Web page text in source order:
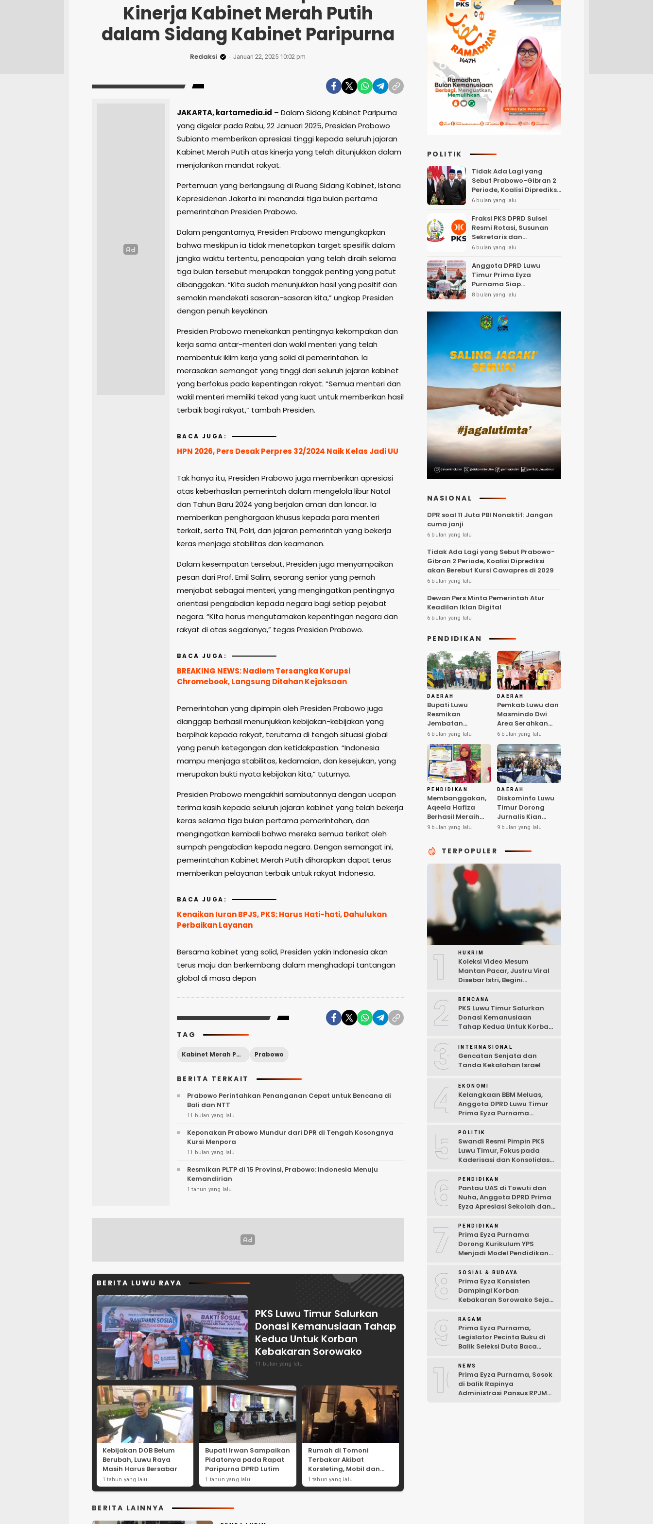
Kinerja Kabinet Merah Putih
dalam Sidang Kabinet Paripurna
Redaksi Januari 22, 2025 10:02 pm
JAKARTA, kartamedia.id – Dalam Sidang Kabinet Paripurna
yang digelar pada Rabu, 22 Januari 2025, Presiden Prabowo
Subianto memberikan apresiasi tinggi kepada seluruh jajaran
Kabinet Merah Putih atas kinerja yang telah ditunjukkan dalam
menjalankan mandat rakyat.
Pertemuan yang berlangsung di Ruang Sidang Kabinet, Istana
Kepresidenan Jakarta ini menandai tiga bulan pertama
pemerintahan Presiden Prabowo.
Dalam pengantarnya, Presiden Prabowo mengungkapkan
bahwa meskipun ia tidak menetapkan target spesifik dalam
jangka waktu tertentu, pencapaian yang telah diraih selama
tiga bulan tersebut merupakan tonggak penting yang patut
dibanggakan. “Kita sudah menunjukkan hasil yang positif dan
semakin mendekati sasaran-sasaran kita,” ungkap Presiden
dengan penuh keyakinan.
Presiden Prabowo menekankan pentingnya kekompakan dan
kerja sama antar-menteri dan wakil menteri yang telah
membentuk iklim kerja yang solid di pemerintahan. Ia
merasakan semangat yang tinggi dari seluruh jajaran kabinet
yang berfokus pada kepentingan rakyat. “Semua menteri dan
wakil menteri memiliki tekad yang kuat untuk memberikan hasil
terbaik bagi rakyat,” tambah Presiden.
BACA JUGA:
HPN 2026, Pers Desak Perpres 32/2024 Naik Kelas Jadi UU
Tak hanya itu, Presiden Prabowo juga memberikan apresiasi
atas keberhasilan pemerintah dalam mengelola libur Natal
dan Tahun Baru 2024 yang berjalan aman dan lancar. Ia
memberikan penghargaan khusus kepada para menteri
terkait, serta TNI, Polri, dan jajaran pemerintah yang bekerja
keras menjaga stabilitas dan keamanan.
Dalam kesempatan tersebut, Presiden juga menyampaikan
pesan dari Prof. Emil Salim, seorang senior yang pernah
menjabat sebagai menteri, yang mengingatkan pentingnya
orientasi pengabdian kepada negara bagi setiap pejabat
negara. “Kita harus mengutamakan kepentingan negara dan
rakyat di atas segalanya,” tegas Presiden Prabowo.
BACA JUGA:
BREAKING NEWS: Nadiem Tersangka Korupsi
Chromebook, Langsung Ditahan Kejaksaan
Pemerintahan yang dipimpin oleh Presiden Prabowo juga
dianggap berhasil menunjukkan kebijakan-kebijakan yang
berpihak kepada rakyat, terutama di tengah situasi global
yang penuh ketegangan dan ketidakpastian. “Indonesia
mampu menjaga stabilitas, kedamaian, dan kesejukan, yang
merupakan bukti nyata kebijakan kita,” tuturnya.
Presiden Prabowo mengakhiri sambutannya dengan ucapan
terima kasih kepada seluruh jajaran kabinet yang telah bekerja
keras selama tiga bulan pertama pemerintahan, dan
mengingatkan kembali bahwa mereka semua terikat oleh
sumpah pengabdian kepada negara. Dengan semangat ini,
pemerintahan Kabinet Merah Putih diharapkan dapat terus
memberikan pelayanan terbaik untuk rakyat Indonesia.
BACA JUGA:
Kenaikan Iuran BPJS, PKS: Harus Hati-hati, Dahulukan
Perbaikan Layanan
Bersama kabinet yang solid, Presiden yakin Indonesia akan
terus maju dan berkembang dalam menghadapi tantangan
global di masa depan
TAG
Kabinet Merah Putih Prabowo
BERITA TERKAIT
Prabowo Perintahkan Penanganan Cepat untuk Bencana di
Bali dan NTT
11 bulan yang lalu
Keponakan Prabowo Mundur dari DPR di Tengah Kosongnya
Kursi Menpora
11 bulan yang lalu
Resmikan PLTP di 15 Provinsi, Prabowo: Indonesia Menuju
Kemandirian
1 tahun yang lalu
BERITA LUWU RAYA
PKS Luwu Timur Salurkan
Donasi Kemanusiaan Tahap
Kedua Untuk Korban
Kebakaran Sorowako
11 bulan yang lalu
Kebijakan DOB Belum
Berubah, Luwu Raya
Masih Harus Bersabar
1 tahun yang lalu
Bupati Irwan Sampaikan
Pidatonya pada Rapat
Paripurna DPRD Lutim
1 tahun yang lalu
Rumah di Tomoni
Terbakar Akibat
Korsleting, Mobil dan
Motor Ikut Hangus
1 tahun yang lalu
BERITA LAINNYA
POLITIK
Tidak Ada Lagi yang
Sebut Prabowo-Gibran 2
Periode, Koalisi Diprediksi
akan Berebut Kursi
6 bulan yang lalu
Fraksi PKS DPRD Sulsel
Resmi Rotasi, Susunan
Sekretaris dan
Bendahara Bergeser
6 bulan yang lalu
Anggota DPRD Luwu
Timur Prima Eyza
Purnama Siap
Perjuangkan Insentif
8 bulan yang lalu
NASIONAL
DPR soal 11 Juta PBI Nonaktif: Jangan
cuma janji
6 bulan yang lalu
Tidak Ada Lagi yang Sebut Prabowo-
Gibran 2 Periode, Koalisi Diprediksi
akan Berebut Kursi Cawapres di 2029
6 bulan yang lalu
Dewan Pers Minta Pemerintah Atur
Keadilan Iklan Digital
6 bulan yang lalu
PENDIDIKAN
DAERAH
Bupati Luwu
Resmikan
Jembatan
Salubua–Kaili,
Konektivitas Suli
Barat
6 bulan yang lalu
DAERAH
Pemkab Luwu dan
Masmindo Dwi
Area Serahkan
Fasilitas
Nilam: Perkuat
Usaha dan
Peluang Kerja
Masyarakat
6 bulan yang lalu
PENDIDIKAN
Membanggakan,
Aqeela Hafiza
Berhasil Meraih
Predikat Penyaji
di Surabaya
9 bulan yang lalu
DAERAH
Diskominfo Luwu
Timur Dorong
Jurnalis Kian
Kompeten di Era
9 bulan yang lalu
TERPOPULER
1 HUKRIM
Koleksi Video Mesum
Mantan Pacar, Justru Viral
Disebar Istri, Begini
2 BENCANA
PKS Luwu Timur Salurkan
Donasi Kemanusiaan
Tahap Kedua Untuk Korban
3 INTERNASIONAL
Gencatan Senjata dan
Tanda Kekalahan Israel
4 EKONOMI
Kelangkaan BBM Meluas,
Anggota DPRD Luwu Timur
Prima Eyza Purnama
Terbuka
5 POLITIK
Swandi Resmi Pimpin PKS
Luwu Timur, Fokus pada
Kaderisasi dan Konsolidasi
6 PENDIDIKAN
Pantau UAS di Towuti dan
Nuha, Anggota DPRD Prima
Eyza Apresiasi Sekolah dan
Digital
7 PENDIDIKAN
Prima Eyza Purnama
Dorong Kurikulum YPS
Menjadi Model Pendidikan
8 SOSIAL & BUDAYA
Prima Eyza Konsisten
Dampingi Korban
Kebakaran Sorowako Sejak
9 RAGAM
Prima Eyza Purnama,
Legislator Pecinta Buku di
Balik Seleksi Duta Baca
10NEWS
Prima Eyza Purnama, Sosok
di balik Rapinya
Administrasi Pansus RPJMD